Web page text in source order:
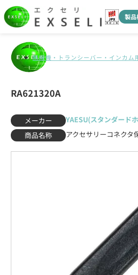
製品
無線機・トランシーバー・インカム
RA621320A
メーカー
YAESU(スタンダード
商品名称
アクセサリーコネクタ